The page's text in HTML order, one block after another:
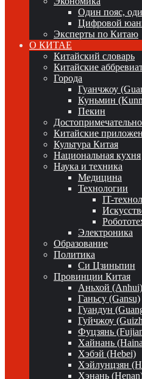
Один пояс,
Цифровой
Эксперты по Китаю
О КИТАЕ
Китайский словарь
Китайские
Города
Гуанчжоу
Куньмин
Пекин
Китайские
Культура Китая
Национальная кухня
Наука и техника
Медицина
Технологии
IT-
Электроника
Образование
Политика
Си Цзиньпин
Провинции Китая
Аньхой (Anhui)
Ганьсу (Gansu)
Гуандун
Гуйчжоу
Фуцзянь
Хайнань
Хэбэй (Hebei)
Хэйлунцзян
Хэнань